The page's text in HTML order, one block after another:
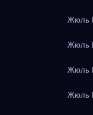
Жюль
Жюль
Жюль
Жюль